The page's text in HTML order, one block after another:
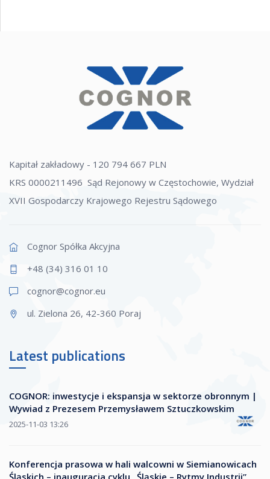
Kapitał zakładowy - 120 794 667 PLN
KRS 0000211496 Sąd Rejonowy w Częstochowie, Wydział
XVII Gospodarczy Krajowego Rejestru Sądowego
Cognor Spółka Akcyjna
+48 (34) 316 01 10
cognor@cognor.eu
ul. Zielona 26, 42-360 Poraj
Latest publications
COGNOR: inwestycje i ekspansja w sektorze obronnym |
Wywiad z Prezesem Przemysławem Sztuczkowskim
2025-11-03 13:26
Konferencja prasowa w hali walcowni w Siemianowicach
Śląskich – inauguracja cyklu „Śląskie – Rytmy Industrii”